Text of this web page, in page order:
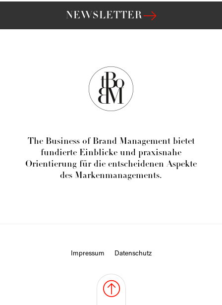
NEWSLETTER
The Business of Brand Management bietet
fundierte Einblicke und praxisnahe
Orientierung für die entscheidenen Aspekte
des Markenmanagements.
Impressum Datenschutz